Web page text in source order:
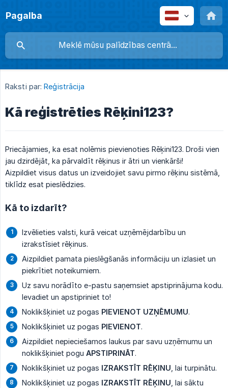
Pagalba
Raksti par: Reģistrācija
Kā reģistrēties Rēķini123?
Priecājamies, ka esat nolēmis pievienoties Rēķini123. Droši vien
jau dzirdējāt, ka pārvaldīt rēķinus ir ātri un vienkārši!
Aizpildiet visus datus un izveidojiet savu pirmo rēķinu sistēmā,
tiklīdz esat pieslēdzies.
Kā to izdarīt?
Izvēlieties valsti, kurā veicat uzņēmējdarbību un
izrakstīsiet rēķinus.
Aizpildiet pamata pieslēgšanās informāciju un izlasiet un
piekrītiet noteikumiem.
Uz savu norādīto e-pastu saņemsiet apstiprinājuma kodu.
Ievadiet un apstipriniet to!
Noklikšķiniet uz pogas PIEVIENOT UZŅĒMUMU.
Noklikšķiniet uz pogas PIEVIENOT.
Aizpildiet nepieciešamos laukus par savu uzņēmumu un
noklikšķiniet pogu APSTIPRINĀT.
Noklikšķiniet uz pogas IZRAKSTĪT RĒĶINU , lai turpinātu.
Noklikšķiniet uz pogas IZRAKSTĪT RĒĶINU , lai sāktu